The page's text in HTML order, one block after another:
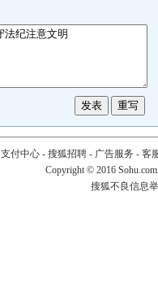
支付中心- 搜狐招聘- 广告服务 - 客
Copyright © 2016
搜狐不良信息